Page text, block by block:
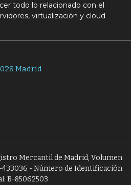
todo lo relacionado con el
virtualización y cloud
Madrid
Mercantil de Madrid, Volumen
433036 - Número de Identificación
B-85062503